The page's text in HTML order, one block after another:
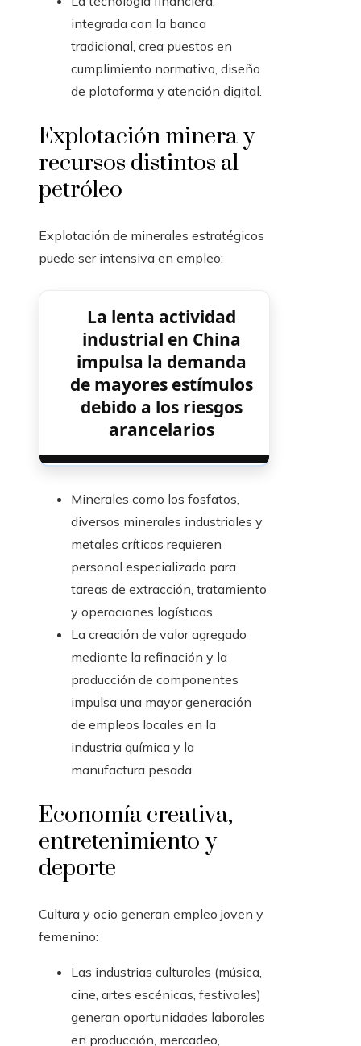
integrada con la banca
tradicional, crea puestos en
cumplimiento normativo, diseño
de plataforma y atención digital.
Explotación minera y
recursos distintos al
petróleo
Explotación de minerales estratégicos
puede ser intensiva en empleo:
La lenta actividad
industrial en China
impulsa la demanda
de mayores estímulos
debido a los riesgos
arancelarios
Minerales como los fosfatos,
diversos minerales industriales y
metales críticos requieren
personal especializado para
tareas de extracción, tratamiento
y operaciones logísticas.
La creación de valor agregado
mediante la refinación y la
producción de componentes
impulsa una mayor generación
de empleos locales en la
industria química y la
manufactura pesada.
Economía creativa,
entretenimiento y
deporte
Cultura y ocio generan empleo joven y
femenino:
Las industrias culturales (música,
cine, artes escénicas, festivales)
generan oportunidades laborales
en producción, mercadeo,